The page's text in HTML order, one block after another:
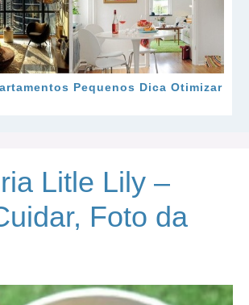
Pequenos Dica Otimizar
Litle Lily –
Foto da